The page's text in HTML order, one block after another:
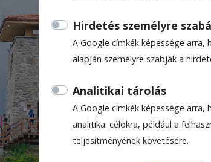
Hirdetés személyre
A Google címkék képessége arra,
alapján személyre szabják a
Analitikai tárolás
A Google címkék képessége
analitikai célokra, például a
teljesítményének követésére.